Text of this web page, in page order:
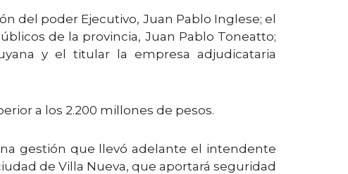
del poder Ejecutivo, Juan Pablo Inglese; el
de la provincia, Juan Pablo Toneatto;
y el titular la empresa adjudicataria
a los 2.200 millones de pesos.
gestión que llevó adelante el intendente
de Villa Nueva, que aportará seguridad